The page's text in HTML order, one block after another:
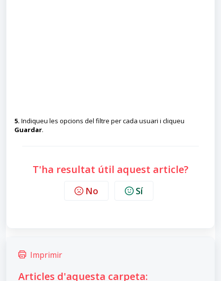
5. Indiqueu les opcions del filtre per cada usuari i cliqueu
Guardar.
T'ha resultat útil aquest article?
No Sí
Imprimir
Articles d'aquesta carpeta: